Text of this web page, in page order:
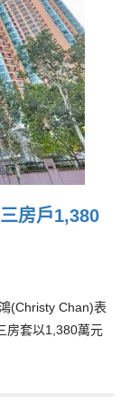
房戶1,380
(Christy Chan)表
房套以1,380萬元